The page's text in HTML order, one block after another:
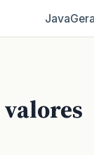
Java